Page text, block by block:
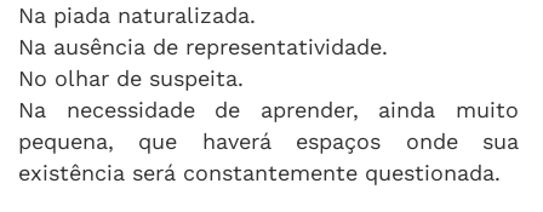
Na piada naturalizada.
Na ausência de representatividade.
No olhar de suspeita.
Na necessidade de aprender, ainda muito
pequena, que haverá espaços onde sua
existência será constantemente questionada.